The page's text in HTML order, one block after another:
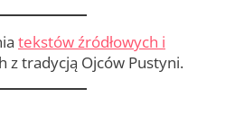
tekstów źródłowych i
z tradycją Ojców Pustyni.